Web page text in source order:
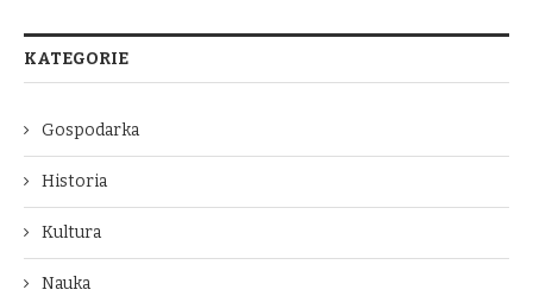
KATEGORIE
Gospodarka
Historia
Kultura
Nauka